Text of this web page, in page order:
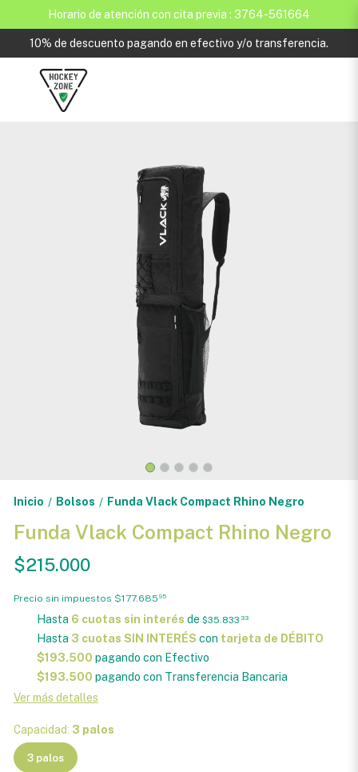
Horario de atención con cita previa : 3764-561664
10% de descuento pagando en efectivo y/o transferencia.
Inicio / Bolsos / Funda Vlack Compact Rhino Negro
Funda Vlack Compact Rhino Negro
$215.000
Precio sin impuestos $177.685 95
Hasta 6 cuotas sin interés de $35.833 33
Hasta 3 cuotas SIN INTERÉS con tarjeta de DÉBITO
$193.500 pagando con Efectivo
$193.500 pagando con Transferencia Bancaria
Ver más detalles
Capacidad: 3 palos
3 palos